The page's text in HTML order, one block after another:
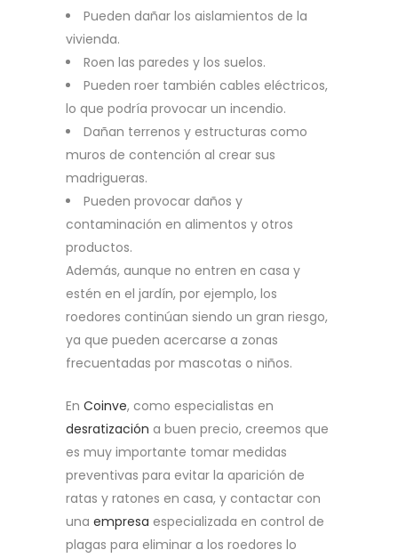
Pueden dañar los aislamientos de la
vivienda.
Roen las paredes y los suelos.
Pueden roer también cables eléctricos,
lo que podría provocar un incendio.
Dañan terrenos y estructuras como
muros de contención al crear sus
madrigueras.
Pueden provocar daños y
contaminación en alimentos y otros
productos.
Además, aunque no entren en casa y
estén en el jardín, por ejemplo, los
roedores continúan siendo un gran riesgo,
ya que pueden acercarse a zonas
frecuentadas por mascotas o niños.
En Coinve, como especialistas en
desratización a buen precio, creemos que
es muy importante tomar medidas
preventivas para evitar la aparición de
ratas y ratones en casa, y contactar con
una empresa especializada en control de
plagas para eliminar a los roedores lo